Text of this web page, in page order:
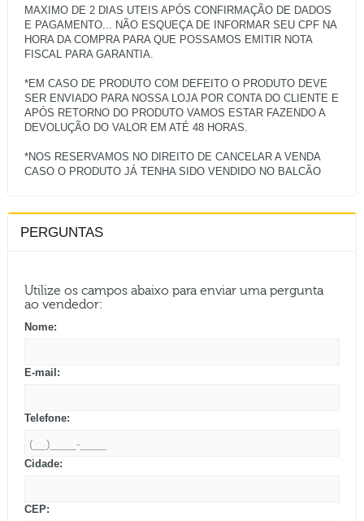
MAXIMO DE 2 DIAS UTEIS APÓS CONFIRMAÇÃO DE DADOS
E PAGAMENTO... NÃO ESQUEÇA DE INFORMAR SEU CPF NA
HORA DA COMPRA PARA QUE POSSAMOS EMITIR NOTA
FISCAL PARA GARANTIA.
*EM CASO DE PRODUTO COM DEFEITO O PRODUTO DEVE
SER ENVIADO PARA NOSSA LOJA POR CONTA DO CLIENTE E
APÓS RETORNO DO PRODUTO VAMOS ESTAR FAZENDO A
DEVOLUÇÃO DO VALOR EM ATÉ 48 HORAS.
*NOS RESERVAMOS NO DIREITO DE CANCELAR A VENDA
PERGUNTAS
Utilize os campos abaixo para enviar uma pergunta
ao vendedor:
Nome:
E-mail:
Telefone:
Cidade:
CEP: